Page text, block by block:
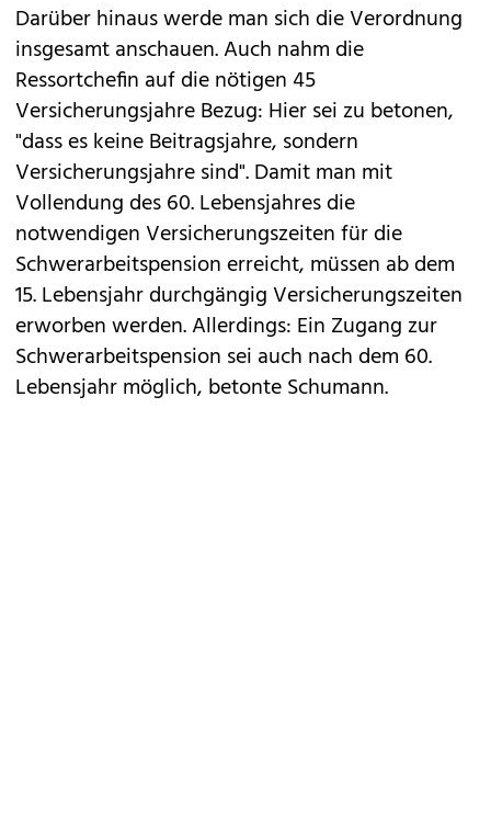
Darüber hinaus werde man sich die Verordnung
insgesamt anschauen. Auch nahm die
Ressortchefin auf die nötigen 45
Versicherungsjahre Bezug: Hier sei zu betonen,
"dass es keine Beitragsjahre, sondern
Versicherungsjahre sind". Damit man mit
Vollendung des 60. Lebensjahres die
notwendigen Versicherungszeiten für die
Schwerarbeitspension erreicht, müssen ab dem
15. Lebensjahr durchgängig Versicherungszeiten
erworben werden. Allerdings: Ein Zugang zur
Schwerarbeitspension sei auch nach dem 60.
Lebensjahr möglich, betonte Schumann.